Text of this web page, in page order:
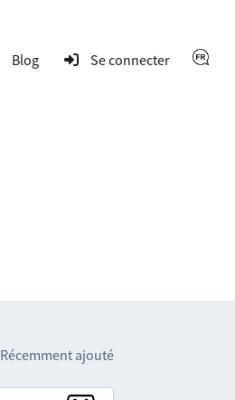
Blog Se connecter
Récemment ajouté